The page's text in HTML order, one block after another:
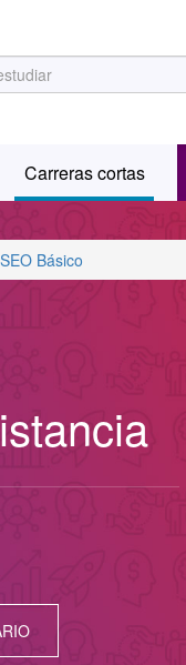
Carreras cortas
Básico